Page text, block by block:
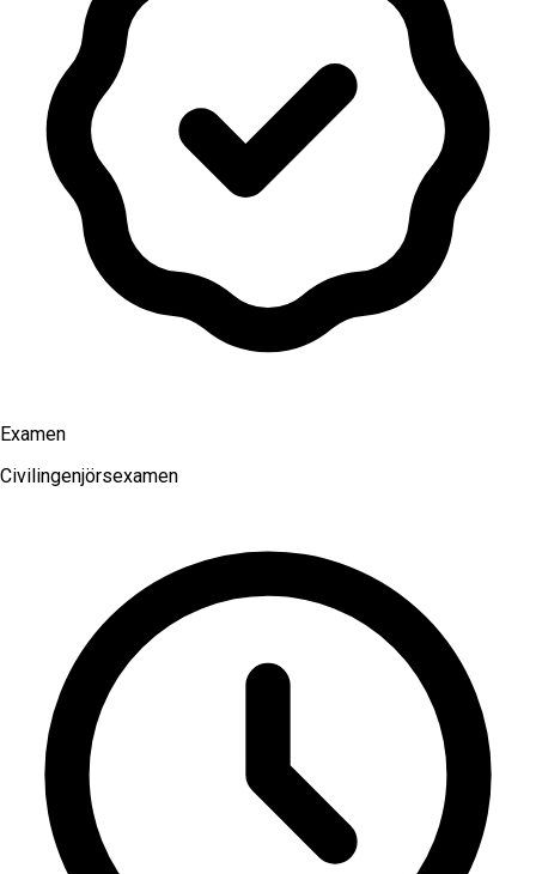
Examen
Civilingenjörsexamen